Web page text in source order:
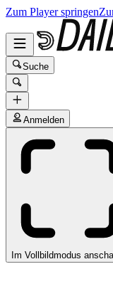
Zum Player springen
Suche
Anmelden
Im Vollbildmodus